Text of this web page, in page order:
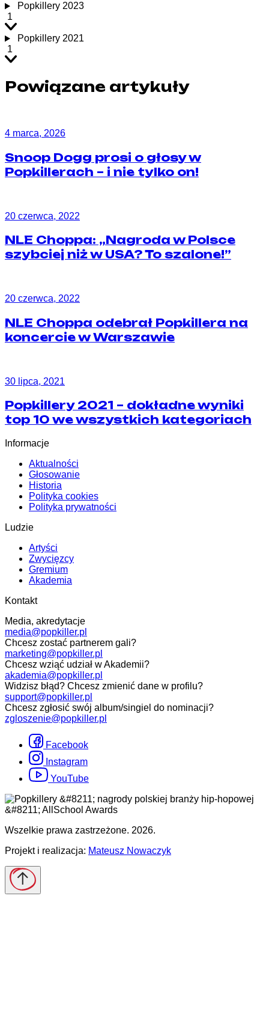
Popkillery 2023
1
Popkillery 2021
1
Powiązane artykuły
4 marca, 2026
Snoop Dogg prosi o głosy w
Popkillerach – i nie tylko on!
20 czerwca, 2022
NLE Choppa: „Nagroda w Polsce
szybciej niż w USA? To szalone!”
20 czerwca, 2022
NLE Choppa odebrał Popkillera na
koncercie w Warszawie
30 lipca, 2021
Popkillery 2021 – dokładne wyniki
top 10 we wszystkich kategoriach
Informacje
Aktualności
Głosowanie
Historia
Polityka cookies
Polityka prywatności
Ludzie
Artyści
Zwycięzcy
Gremium
Akademia
Kontakt
Media, akredytacje
media@popkiller.pl
Chcesz zostać partnerem gali?
marketing@popkiller.pl
Chcesz wziąć udział w Akademii?
akademia@popkiller.pl
Widzisz błąd? Chcesz zmienić dane w profilu?
support@popkiller.pl
Chcesz zgłosić swój album/singiel do nominacji?
zgloszenie@popkiller.pl
Facebook
Instagram
YouTube
Wszelkie prawa zastrzeżone. 2026.
Projekt i realizacja: Mateusz Nowaczyk